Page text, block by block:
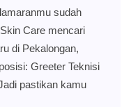
sudah
Care mencari
di Pekalongan,
Greeter Teknisi
pastikan kamu